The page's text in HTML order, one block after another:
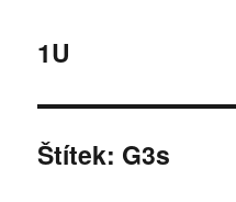
1U
Štítek: G3s